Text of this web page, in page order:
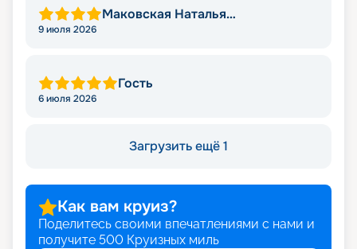
Маковская Наталья
9 июля 2026
Гость
6 июля 2026
Загрузить ещё 1
Как вам круиз?
Поделитесь своими впечатлениями с нами и
получите 500 Круизных миль